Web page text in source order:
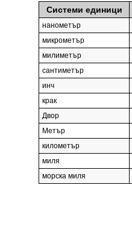
Системи единици
нанометър
микрометър
милиметър
сантиметър
инч
крак
Двор
Метър
километър
миля
морска миля